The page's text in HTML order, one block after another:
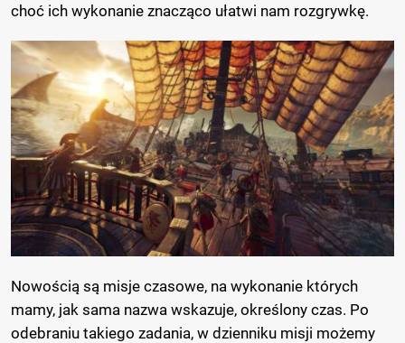
choć ich wykonanie znacząco ułatwi nam rozgrywkę.
Nowością są misje czasowe, na wykonanie których
mamy, jak sama nazwa wskazuje, określony czas. Po
odebraniu takiego zadania, w dzienniku misji możemy